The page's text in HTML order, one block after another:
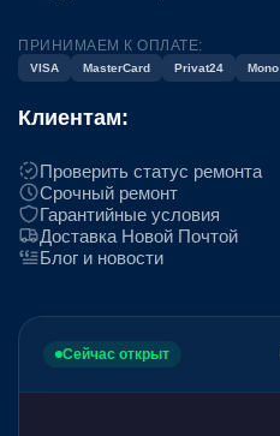
ПРИНИМАЕМ К ОПЛАТЕ:
VISA MasterCard Privat24 Mono
Клиентам:
Проверить статус ремонта
Срочный ремонт
Гарантийные условия
Доставка Новой Почтой
Блог и новости
Сейчас открыт